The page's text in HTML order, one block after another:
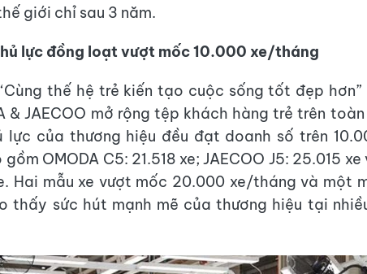
giới chỉ sau 3 năm.
lực đồng loạt vượt mốc 10.000 xe/tháng
thế hệ trẻ kiến tạo cuộc sống tốt đẹp hơn”
& JAECOO mở rộng tệp khách hàng trẻ trên
lực của thương hiệu đều đạt doanh số trên
OMODA C5: 21.518 xe; JAECOO J5: 25.015 xe
Hai mẫu xe vượt mốc 20.000 xe/tháng và một
thấy sức hút mạnh mẽ của thương hiệu tại